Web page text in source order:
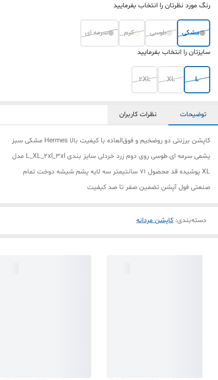
رنگ مورد نظرتان را انتخاب بفرمایید
مشکی طوسی کرم سرمه ای
سایزتان را انتخاب بفرمایید
L
XL
2XL
توضیحات نظرات کاربران
کاپشن برزنتی دو روضخیم و فوق‌العاده با کیفیت بالا Hermes مشکی سبز
یشمی سرمه ای طوسی روی دوم زرد خردلی سایز بندی L_XL_2xl_3xl مدل
XL پوشیده قد محصول ۷۱ سانتیمتر سه لایه پشم شیشه دوخت تمام
صنعتی فول آپشن تضمین صفر تا صد کیفیت
دسته‌بندی: کاپشن مردانه